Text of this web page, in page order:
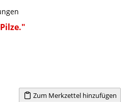
Zum Merkzettel hinzufügen